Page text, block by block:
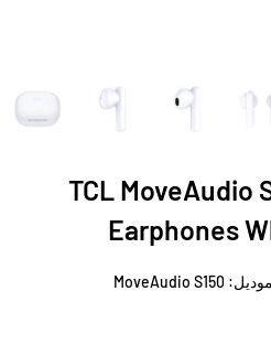
TCL MoveAudio
Earphones
MoveAudio S150